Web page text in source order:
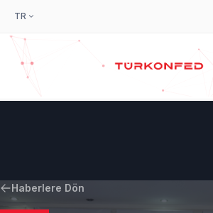
TR
Haberlere Dön